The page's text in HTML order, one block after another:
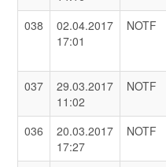
038
02.04.2017
17:01
NOTF
037
29.03.2017
11:02
NOTF
036
20.03.2017
17:27
NOTF